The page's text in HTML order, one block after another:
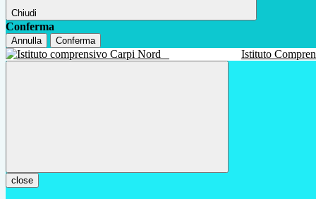
Chiudi
Conferma
Annulla Conferma
Istituto
close